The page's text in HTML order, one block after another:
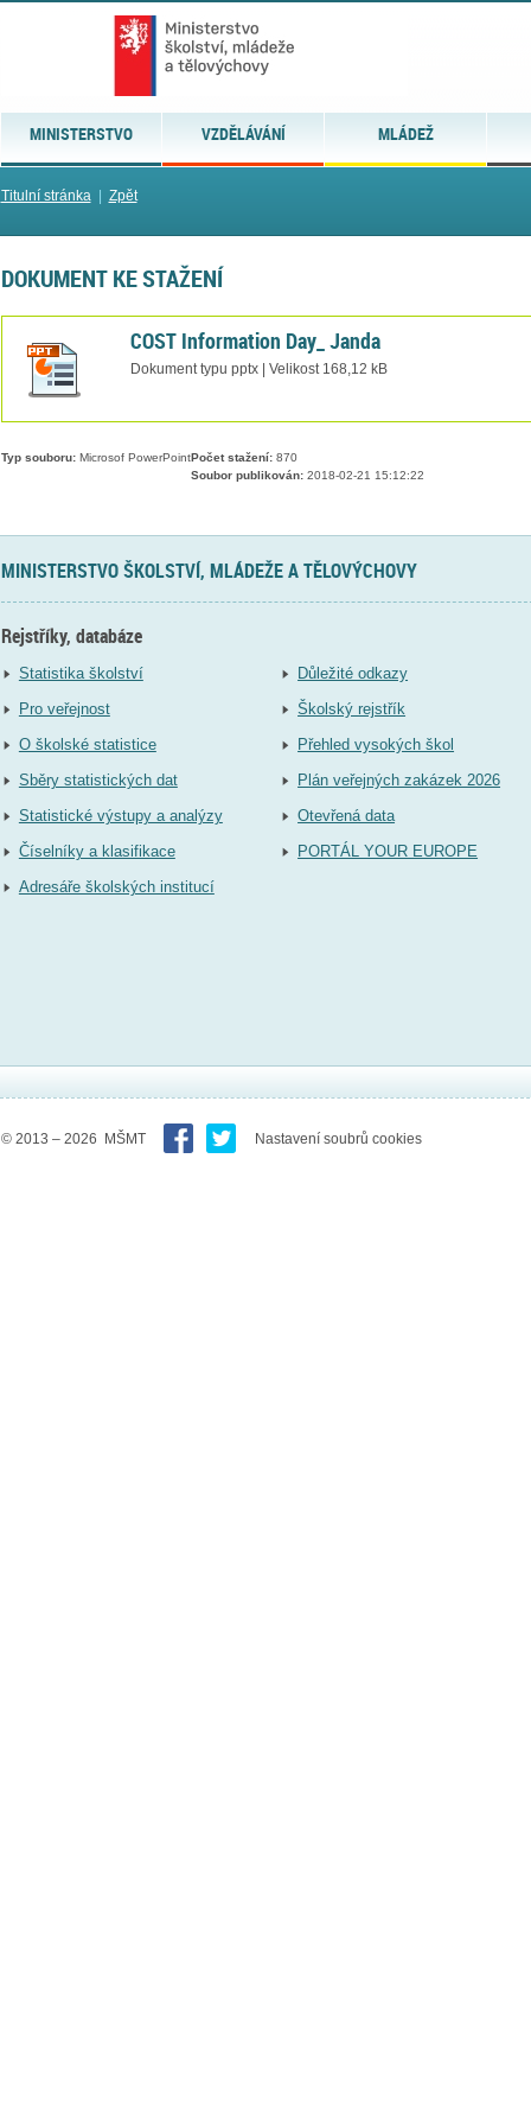
MINISTERSTVO VZDĚLÁVÁNÍ MLÁDEŽ
Titulní stránka| Zpět
DOKUMENT KE STAŽENÍ
COST Information Day_ Janda
Dokument typu pptx | Velikost 168,12 kB
Typ souboru:Microsof PowerPointPočet stažení:870
Soubor publikován:2018-02-21 15:12:22
MINISTERSTVO ŠKOLSTVÍ, MLÁDEŽE A TĚLOVÝCHOVY
Rejstříky, databáze
Statistika školství
Pro veřejnost
O školské statistice
Sběry statistických dat
Statistické výstupy a analýzy
Číselníky a klasifikace
Adresáře školských institucí
Důležité odkazy
Školský rejstřík
Přehled vysokých škol
Plán veřejných zakázek 2026
Otevřená data
PORTÁL YOUR EUROPE
© 2013 – 2026 MŠMT Nastavení soubrů cookies